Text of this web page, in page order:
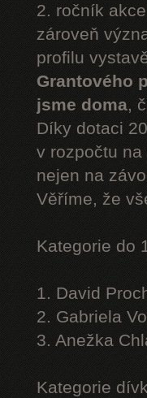
2. ročník
zároveň
profilu
Grantového
jsme doma,
Díky dotaci
v rozpočtu
nejen na
Věříme, že
Kategorie do
1. David
2. Gabriela
3. Anežka
Kategorie